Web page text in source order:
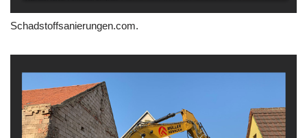
Schadstoffsanierungen.com.